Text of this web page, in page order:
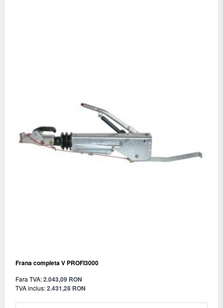
Frana completa V PROFI3000
Fara TVA:2.043,09 RON
TVA inclus:2.431,28 RON